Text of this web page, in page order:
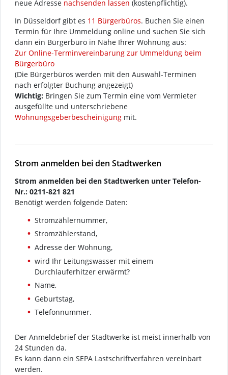
neue Adresse nachsenden lassen (kostenpflichtig).
In Düsseldorf gibt es 11 Bürgerbüros. Buchen Sie einen
Termin für Ihre Ummeldung online und suchen Sie sich
dann ein Bürgerbüro in Nähe Ihrer Wohnung aus:
Zur Online-Terminvereinbarung zur Ummeldung beim
Bürgerbüro
(Die Bürgerbüros werden mit den Auswahl-Terminen
nach erfolgter Buchung angezeigt)
Wichtig: Bringen Sie zum Termin eine vom Vermieter
ausgefüllte und unterschriebene
Wohnungsgeberbescheinigung mit.
Strom anmelden bei den Stadtwerken
Strom anmelden bei den Stadtwerken unter Telefon-
Nr.: 0211-821 821
Benötigt werden folgende Daten:
Stromzählernummer,
Stromzählerstand,
Adresse der Wohnung,
wird Ihr Leitungswasser mit einem
Durchlauferhitzer erwärmt?
Name,
Geburtstag,
Telefonnummer.
Der Anmeldebrief der Stadtwerke ist meist innerhalb von
24 Stunden da.
Es kann dann ein SEPA Lastschriftverfahren vereinbart
werden.